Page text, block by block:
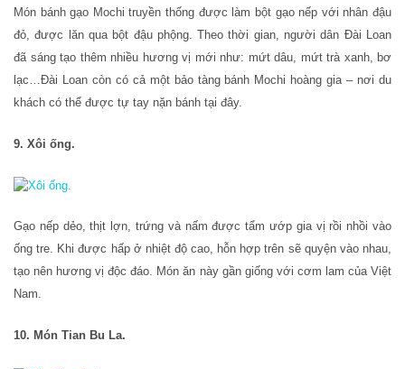
Món bánh gạo Mochi truyền thống được làm bột gạo nếp với nhân đậu
đỏ, được lăn qua bột đậu phộng. Theo thời gian, người dân Đài Loan
đã sáng tạo thêm nhiều hương vị mới như: mứt dâu, mứt trà xanh, bơ
lạc…Đài Loan còn có cả một bảo tàng bánh Mochi hoàng gia – nơi du
khách có thể được tự tay nặn bánh tại đây.
9. Xôi ống.
Gạo nếp dẻo, thịt lợn, trứng và nấm được tẩm ướp gia vị rồi nhồi vào
ống tre. Khi được hấp ở nhiệt độ cao, hỗn hợp trên sẽ quyện vào nhau,
tạo nên hương vị độc đáo. Món ăn này gần giống với cơm lam của Việt
Nam.
10. Món Tian Bu La.